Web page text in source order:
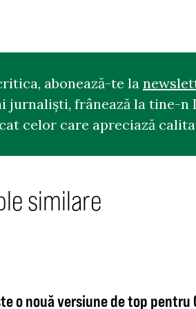
abonează-te la
jurnaliști, frânează la tine-n
celor care apreciază
similare
o nouă versiune de top pentru